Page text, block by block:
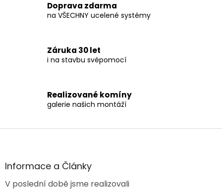
p
r
ý
s
u
Doprava zdarma
na VŠECHNY ucelené systémy
Záruka 30 let
i na stavbu svépomocí
Realizované komíny
galerie našich montáží
Z
aInformace a Články
V poslední době jsme realizovali